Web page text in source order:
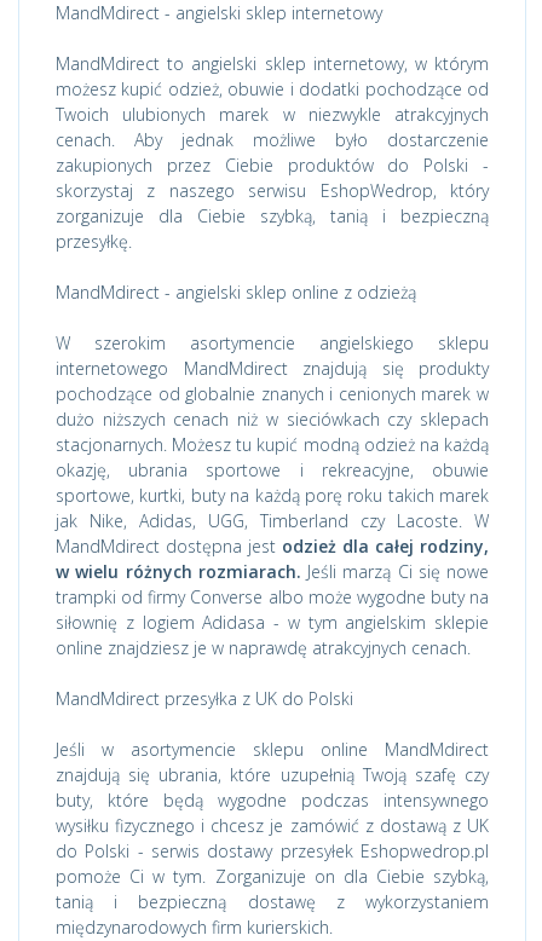
MandMdirect - angielski sklep internetowy
MandMdirect to angielski sklep internetowy, w którym
możesz kupić odzież, obuwie i dodatki pochodzące od
Twoich ulubionych marek w niezwykle atrakcyjnych
cenach. Aby jednak możliwe było dostarczenie
zakupionych przez Ciebie produktów do Polski -
skorzystaj z naszego serwisu EshopWedrop, który
zorganizuje dla Ciebie szybką, tanią i bezpieczną
przesyłkę.
MandMdirect - angielski sklep online z odzieżą
W szerokim asortymencie angielskiego sklepu
internetowego MandMdirect znajdują się produkty
pochodzące od globalnie znanych i cenionych marek w
dużo niższych cenach niż w sieciówkach czy sklepach
stacjonarnych. Możesz tu kupić modną odzież na każdą
okazję, ubrania sportowe i rekreacyjne, obuwie
sportowe, kurtki, buty na każdą porę roku takich marek
jak Nike, Adidas, UGG, Timberland czy Lacoste. W
MandMdirect dostępna jest odzież dla całej rodziny,
w wielu różnych rozmiarach. Jeśli marzą Ci się nowe
trampki od firmy Converse albo może wygodne buty na
siłownię z logiem Adidasa - w tym angielskim sklepie
online znajdziesz je w naprawdę atrakcyjnych cenach.
MandMdirect przesyłka z UK do Polski
Jeśli w asortymencie sklepu online MandMdirect
znajdują się ubrania, które uzupełnią Twoją szafę czy
buty, które będą wygodne podczas intensywnego
wysiłku fizycznego i chcesz je zamówić z dostawą z UK
do Polski - serwis dostawy przesyłek Eshopwedrop.pl
pomoże Ci w tym. Zorganizuje on dla Ciebie szybką,
tanią i bezpieczną dostawę z wykorzystaniem
międzynarodowych firm kurierskich.